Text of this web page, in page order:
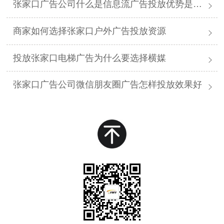
张家口广告公司什么是信息流广告投放优势是什么
商家如何选择张家口户外广告投放资源
投放张家口电梯广告为什么要选择横媒
张家口广告公司微信朋友圈广告怎样投放效果好